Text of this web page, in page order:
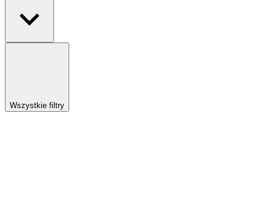
Wszystkie filtry